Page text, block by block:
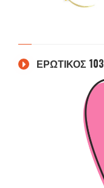
ΕΡΩΤΙΚΟΣ 103